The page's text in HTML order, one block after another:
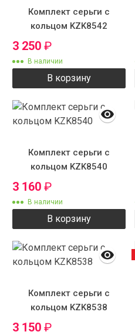
Комплект серьги с
кольцом KZK8542
3 250 ₽
В наличии
В корзину
Комплект серьги с
кольцом KZK8540
3 160 ₽
В наличии
В корзину
Комплект серьги с
кольцом KZK8538
3 150 ₽